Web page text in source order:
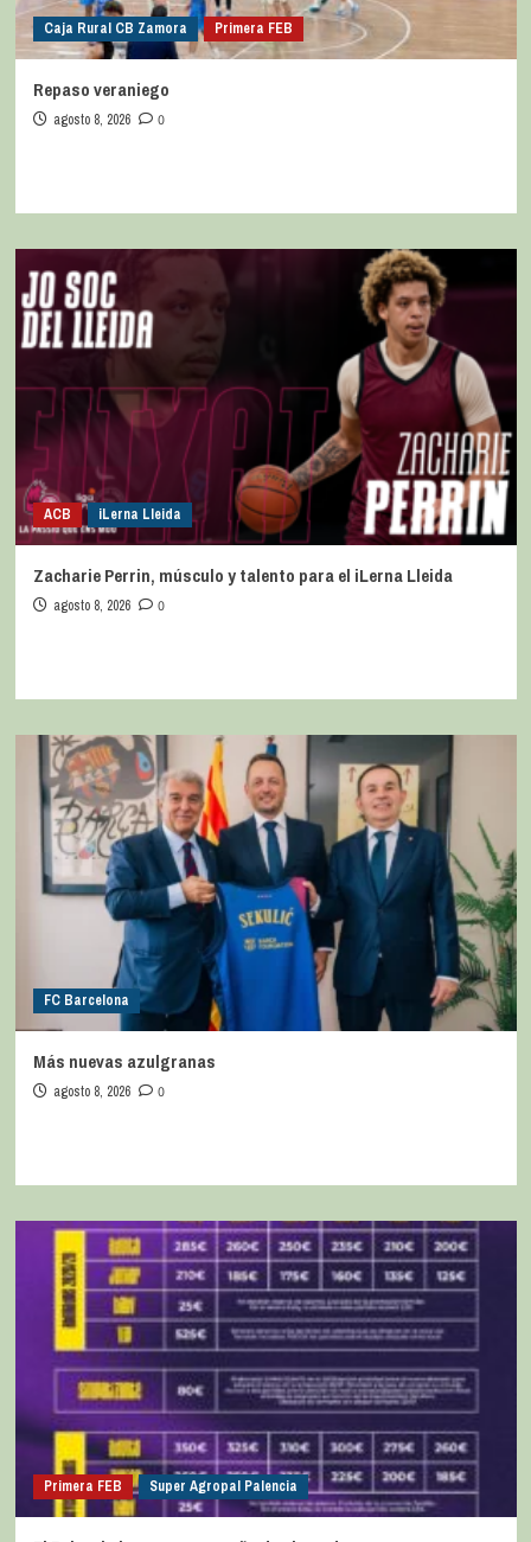
Caja Rural CB Zamora Primera FEB
Repaso veraniego
agosto 8, 2026 0
ACB iLerna Lleida
Zacharie Perrin, músculo y talento para el iLerna Lleida
agosto 8, 2026 0
FC Barcelona
Más nuevas azulgranas
agosto 8, 2026 0
Primera FEB Super Agropal Palencia